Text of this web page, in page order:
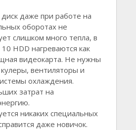
даже при работе на
оборотах не
слишком много тепла, в
HDD нагреваются как
видеокарта. Не нужны
вентиляторы и
охлаждения.
затрат на
никаких специальных
даже новичок.